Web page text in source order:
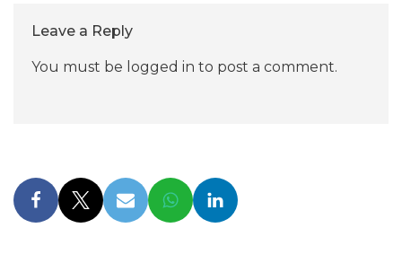
Leave a Reply
You must be logged in to post a comment.